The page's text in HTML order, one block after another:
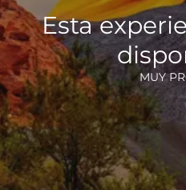
Esta
MUY